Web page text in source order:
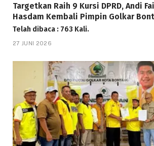
Targetkan Raih 9 Kursi DPRD, Andi
Hasdam Kembali Pimpin Golkar
Telah dibaca : 763 Kali.
27 JUNI 2026